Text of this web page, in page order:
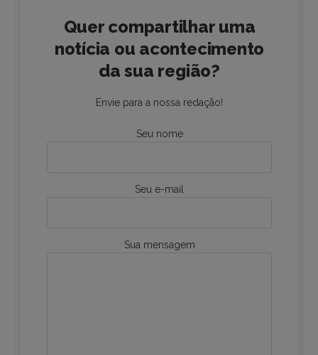
Quer compartilhar uma
notícia ou acontecimento
da sua região?
Envie para a nossa redação!
Seu nome
Seu e-mail
Sua mensagem